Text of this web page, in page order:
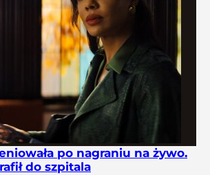
po nagraniu na żywo.
do szpitala